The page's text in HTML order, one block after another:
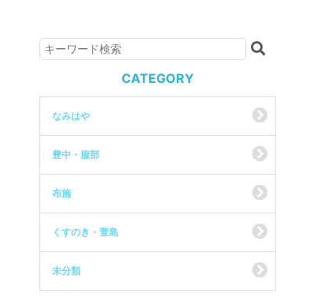
CATEGORY
なみはや
豊中・服部
布施
くすのき・萱島
未分類